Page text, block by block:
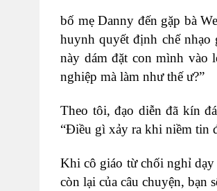
bố mẹ Danny đến gặp bà
huynh quyết định chế
này dám đặt con mình vào
nghiệp mà làm như thế ư?”
Theo tôi, đạo diễn đã kín
“Điều gì xảy ra khi niềm tin
Khi cô giáo từ chối nghỉ
còn lại của câu chuyện, bạn